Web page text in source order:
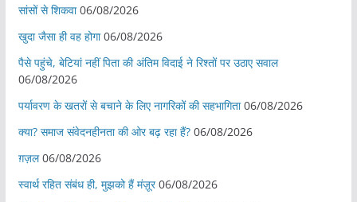
सांसों से शिकवा 06/08/2026
खुदा जैसा ही वह होगा 06/08/2026
पैसे पहुंचे, बेटियां नहीं पिता की अंतिम विदाई ने रिश्तों पर उठाए सवाल
06/08/2026
पर्यावरण के खतरों से बचाने के लिए नागरिकों की सहभागिता 06/08/2026
क्या? समाज संवेदनहीनता की ओर बढ़ रहा हैं? 06/08/2026
ग़ज़ल 06/08/2026
स्वार्थ रहित संबंध ही, मुझको हैं मंज़ूर 06/08/2026